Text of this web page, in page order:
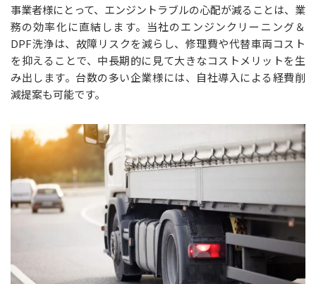
事業者様にとって、エンジントラブルの心配が減ることは、業
務の効率化に直結します。当社のエンジンクリーニング＆
DPF洗浄は、故障リスクを減らし、修理費や代替車両コスト
を抑えることで、中長期的に見て大きなコストメリットを生
み出します。台数の多い企業様には、自社導入による経費削
減提案も可能です。